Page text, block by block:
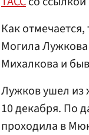
Как
Могила Лужкова
Михалкова и
Лужков ушел из
10 декабря. По
проходила в